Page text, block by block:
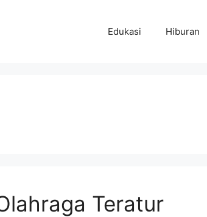
Edukasi Hiburan
Teratur